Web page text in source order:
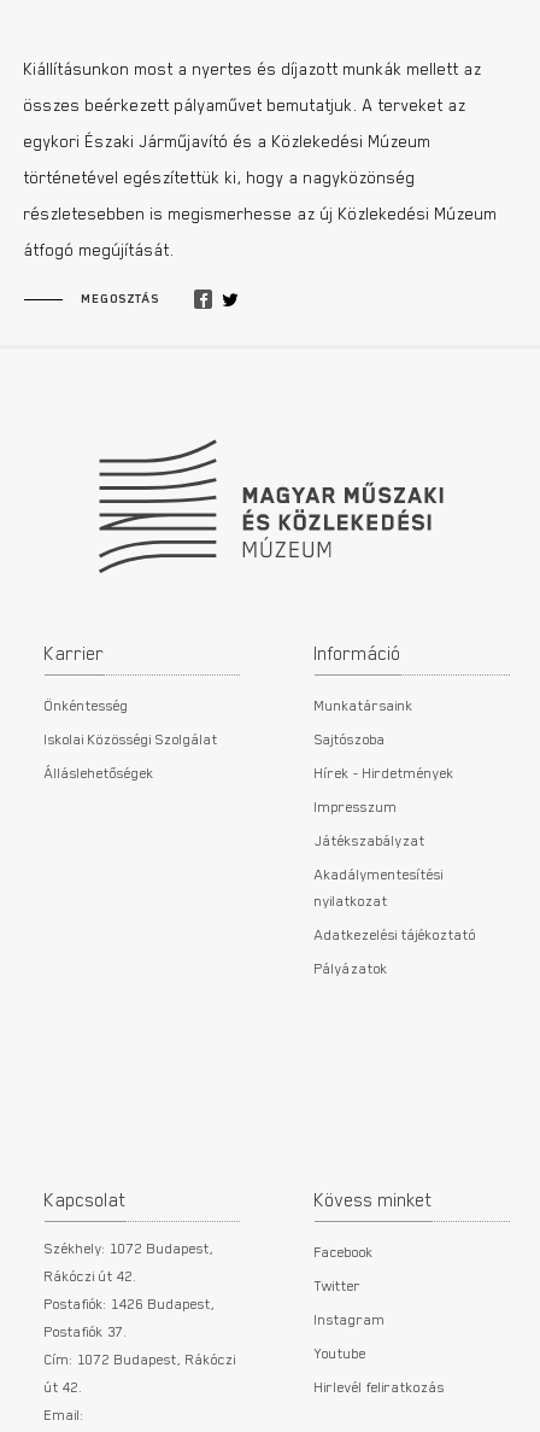
Kiállításunkon most a nyertes és díjazott munkák mellett az
összes beérkezett pályaművet bemutatjuk. A terveket az
egykori Északi Járműjavító és a Közlekedési Múzeum
történetével egészítettük ki, hogy a nagyközönség
részletesebben is megismerhesse az új Közlekedési Múzeum
átfogó megújítását.
MEGOSZTÁS
Karrier
Önkéntesség
Iskolai Közösségi Szolgálat
Álláslehetőségek
Információ
Munkatársaink
Sajtószoba
Hírek - Hirdetmények
Impresszum
Játékszabályzat
Akadálymentesítési
nyilatkozat
Adatkezelési tájékoztató
Pályázatok
Kapcsolat
Székhely: 1072 Budapest,
Rákóczi út 42.
Postafiók: 1426 Budapest,
Postafiók 37.
Cím: 1072 Budapest, Rákóczi
út 42.
Email:
Kövess minket
Facebook
Twitter
Instagram
Youtube
Hirlevél feliratkozás